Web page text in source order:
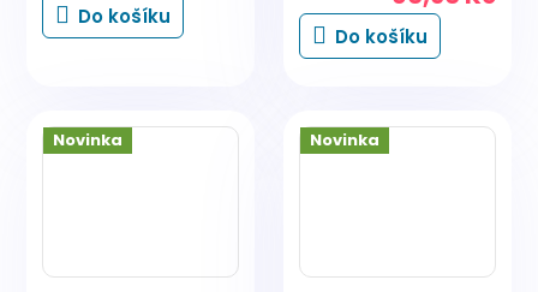
5,0 Do košíku
Do košíku
Novinka Novinka